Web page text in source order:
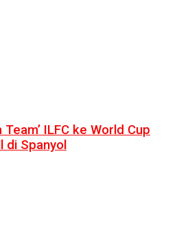
Team’ ILFC ke World Cup
di Spanyol